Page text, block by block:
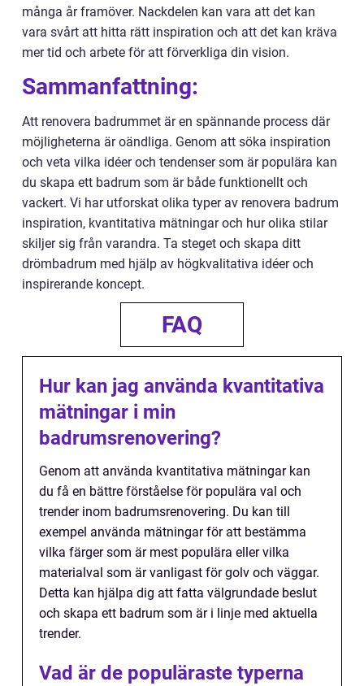
många år framöver. Nackdelen kan vara att det kan
vara svårt att hitta rätt inspiration och att det kan kräva
mer tid och arbete för att förverkliga din vision.
Sammanfattning:
Att renovera badrummet är en spännande process där
möjligheterna är oändliga. Genom att söka inspiration
och veta vilka idéer och tendenser som är populära kan
du skapa ett badrum som är både funktionellt och
vackert. Vi har utforskat olika typer av renovera badrum
inspiration, kvantitativa mätningar och hur olika stilar
skiljer sig från varandra. Ta steget och skapa ditt
drömbadrum med hjälp av högkvalitativa idéer och
inspirerande koncept.
FAQ
Hur kan jag använda kvantitativa
mätningar i min
badrumsrenovering?
Genom att använda kvantitativa mätningar kan
du få en bättre förståelse för populära val och
trender inom badrumsrenovering. Du kan till
exempel använda mätningar för att bestämma
vilka färger som är mest populära eller vilka
materialval som är vanligast för golv och väggar.
Detta kan hjälpa dig att fatta välgrundade beslut
och skapa ett badrum som är i linje med aktuella
trender.
Vad är de populäraste typerna